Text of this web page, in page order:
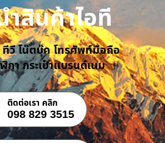
ำสินค้าไอที
ทีวี โน๊ตบุ๊ค โทรศัพท์มือถือ
กา กระเป๋าแบรนด์เนม
ติดต่อเรา คลิก
098 829 3515